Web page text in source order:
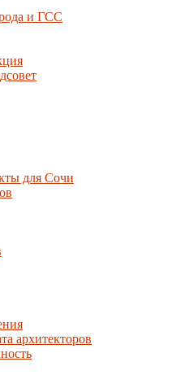
и ГСС
для Сочи
архитекторов